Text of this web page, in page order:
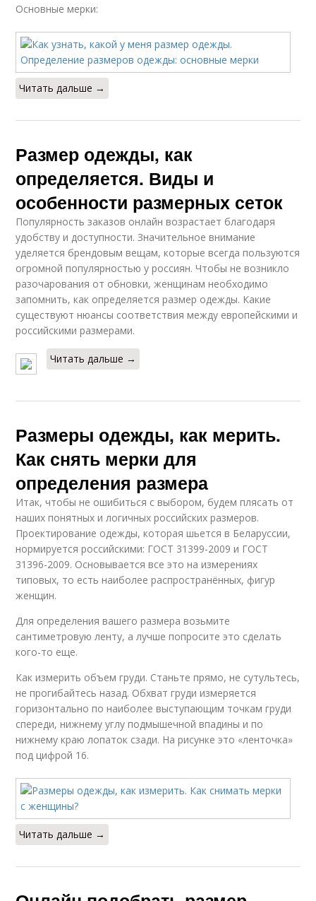
Основные мерки:
Читать дальше →
Размер одежды, как
определяется. Виды и
особенности размерных сеток
Популярность заказов онлайн возрастает благодаря
удобству и доступности. Значительное внимание
уделяется брендовым вещам, которые всегда пользуются
огромной популярностью у россиян. Чтобы не возникло
разочарования от обновки, женщинам необходимо
запомнить, как определяется размер одежды. Какие
существуют нюансы соответствия между европейскими и
российскими размерами.
Читать дальше →
Размеры одежды, как мерить.
Как снять мерки для
определения размера
Итак, чтобы не ошибиться с выбором, будем плясать от
наших понятных и логичных российских размеров.
Проектирование одежды, которая шьется в Беларуссии,
нормируется российскими: ГОСТ 31399-2009 и ГОСТ
31396-2009. Основывается все это на измерениях
типовых, то есть наиболее распространённых, фигур
женщин.
Для определения вашего размера возьмите
сантиметровую ленту, а лучше попросите это сделать
кого-то еще.
Как измерить объем груди. Станьте прямо, не сутультесь,
не прогибайтесь назад. Обхват груди измеряется
горизонтально по наиболее выступающим точкам груди
спереди, нижнему углу подмышечной впадины и по
нижнему краю лопаток сзади. На рисунке это «ленточка»
под цифрой 16.
Читать дальше →